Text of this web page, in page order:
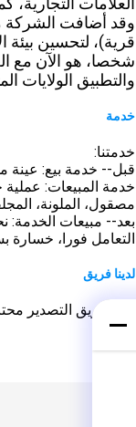
وقد أضافت الشركة
والتطبيق الولايات
خدمة
خدمتنا:
قبل-- خدمة بيع: عينة
خدمة المبيعات:
مصقول، الملونة،
بعد-- مبيعات
التعامل فورا، خسارة
لدينا فريق
لدينا فريق التصدير